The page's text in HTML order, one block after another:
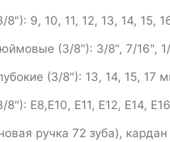
9, 10, 11, 12, 13, 14, 15,
(3/8"): 3/8", 7/16",
(3/8"): 13, 14, 15, 17
Е8,Е10, Е11, Е12, Е14,
ручка 72 зуба),